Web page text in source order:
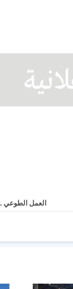
العمل الطوعي